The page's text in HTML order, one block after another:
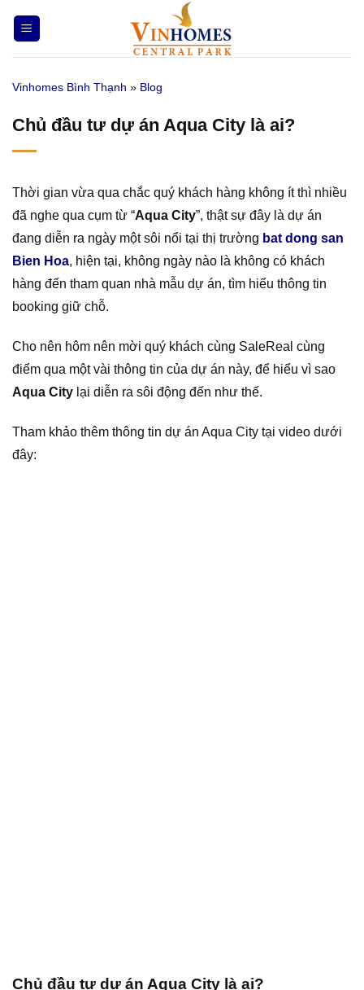
qua
nội
Vinhomes Bình Thạnh » Blog
Chủ đầu tư dự án Aqua City là ai?
Thời gian vừa qua chắc quý khách hàng không ít thì nhiều
đã nghe qua cụm từ “Aqua City”, thật sự đây là dự án
đang diễn ra ngày một sôi nổi tại thị trường bat dong san
Bien Hoa, hiện tại, không ngày nào là không có khách
hàng đến tham quan nhà mẫu dự án, tìm hiểu thông tin
booking giữ chỗ.
Cho nên hôm nên mời quý khách cùng SaleReal cùng
điểm qua một vài thông tin của dự án này, để hiểu vì sao
Aqua City lại diễn ra sôi động đến như thế.
Tham khảo thêm thông tin dự án Aqua City tại video dưới
đây:
Chủ đầu tư dự án Aqua City là ai?